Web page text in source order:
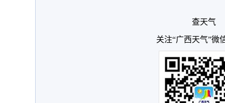
查天气
关注“广西天气”微